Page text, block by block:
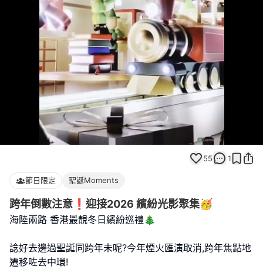
Loaded
100.00%
55 1
節日限定 聖誕Moments
跨年倒數注意❗️迎接2026 繽紛光影聚集🥳
海陸兩路 香港最靚冬日繽紛巡禮🎄
諗好去邊過聖誕同跨年未呢?今年煙火匯演取消,跨年焦點地
遷移咗去中環!